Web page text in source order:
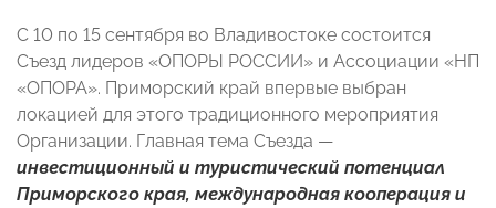
С 10 по 15 сентября во Владивостоке состоится
Съезд лидеров «ОПОРЫ РОССИИ» и Ассоциации «НП
«ОПОРА». Приморский край впервые выбран
локацией для этого традиционного мероприятия
Организации. Главная тема Съезда —
инвестиционный и туристический потенциал
Приморского края, международная кооперация и